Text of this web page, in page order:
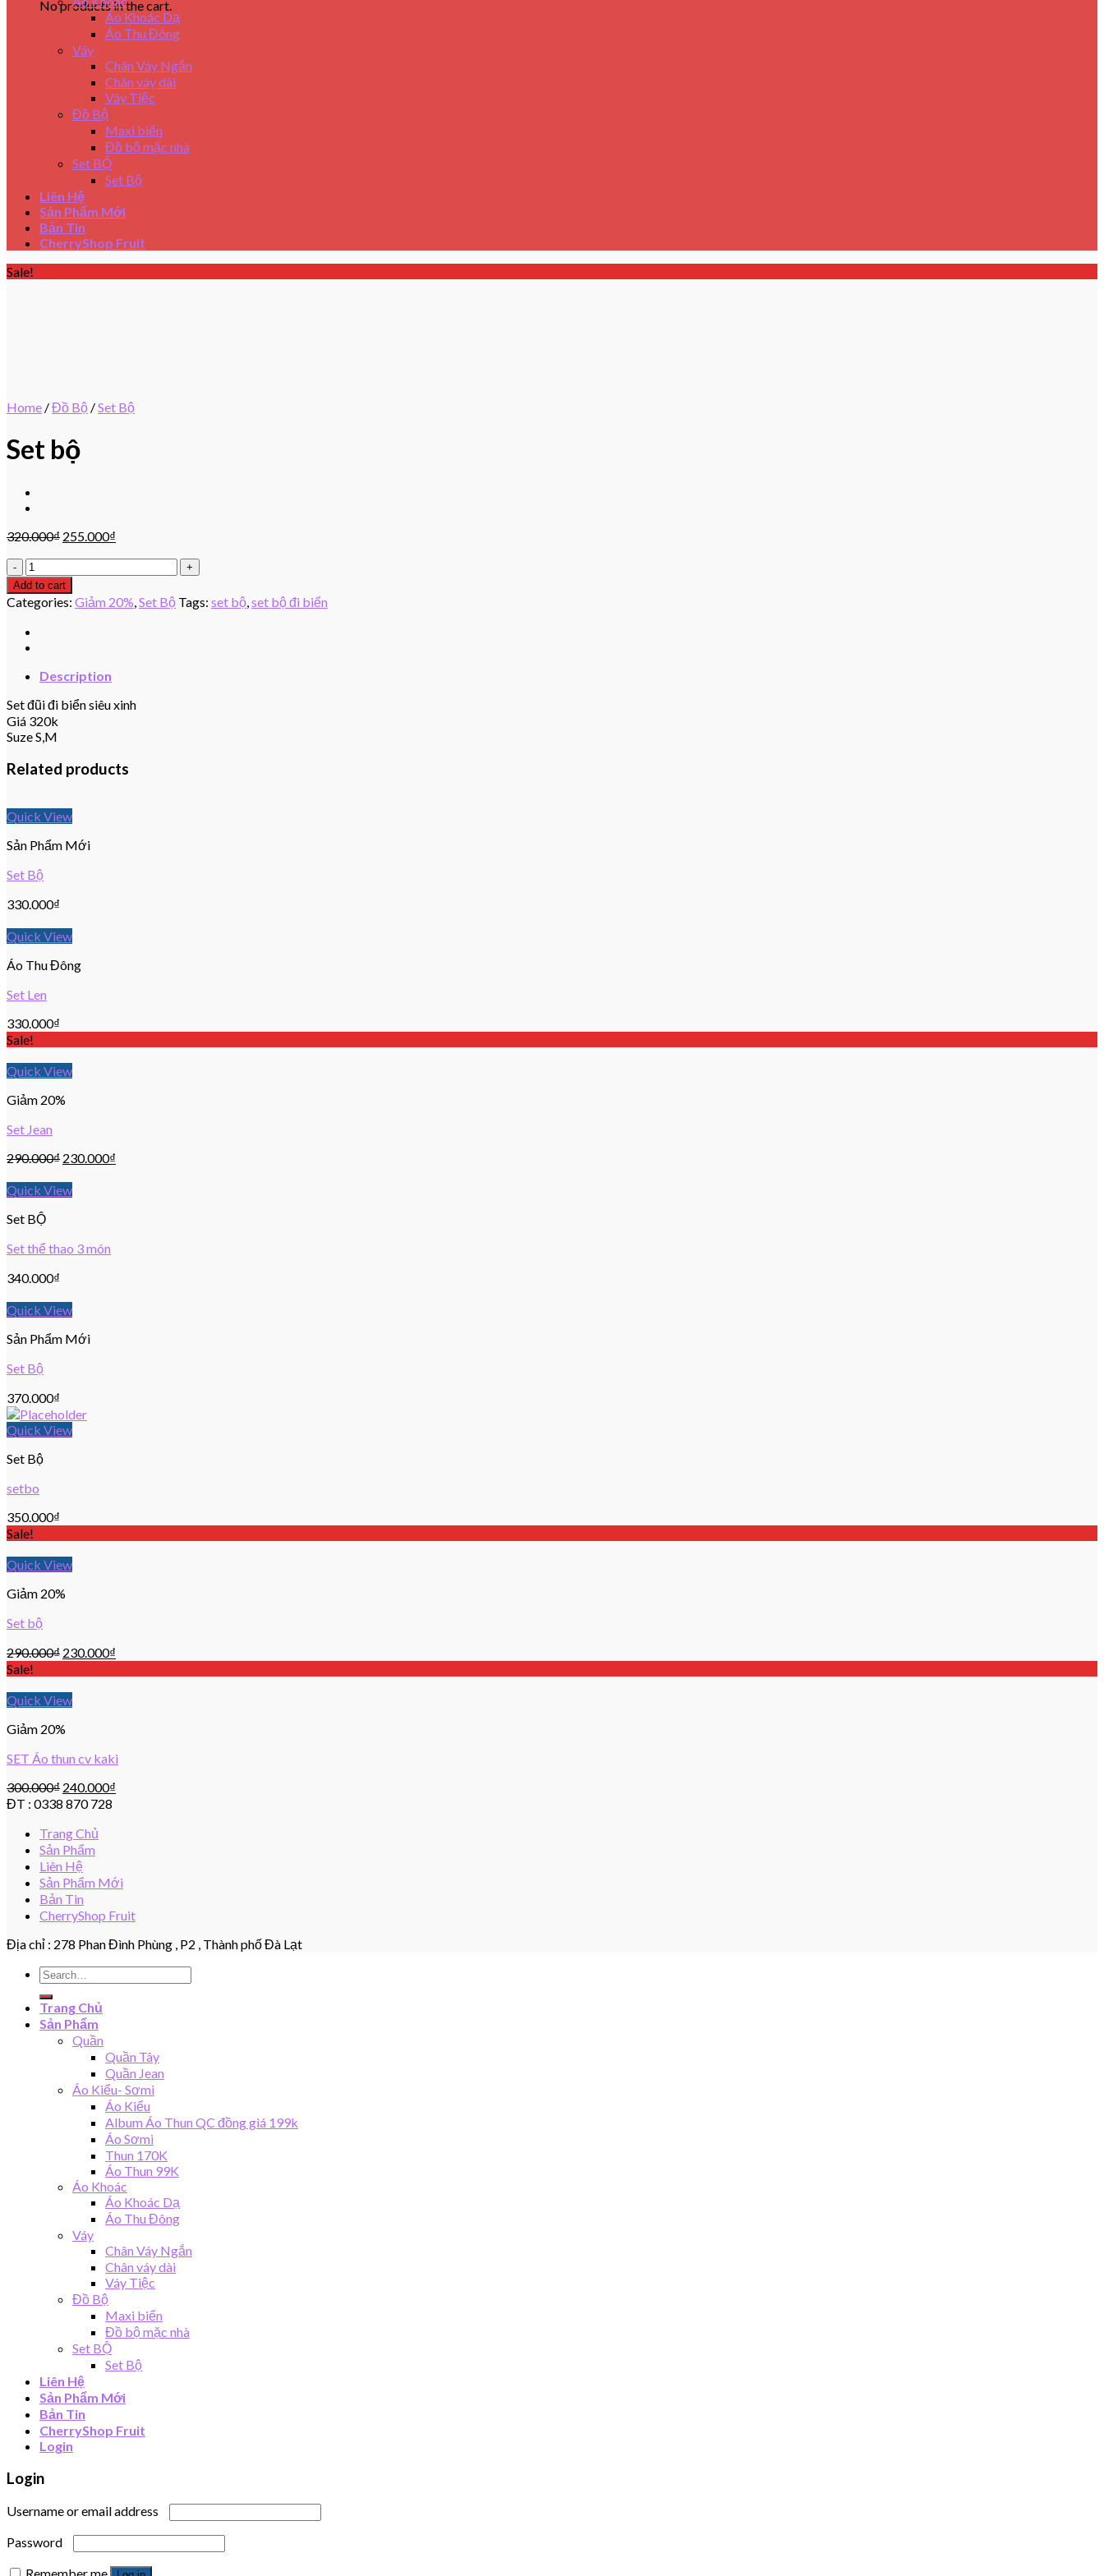
No products in the cart.
Áo Khoác Dạ
Áo Thu Đông
Váy
Chân Váy Ngắn
Chân váy dài
Váy Tiệc
Đồ Bộ
Maxi biển
Đồ bộ mặc nhà
Set BỘ
Set Bộ
Liên Hệ
Sản Phẩm Mới
Bản Tin
CherryShop Fruit
Sale!
Home /Đồ Bộ /Set Bộ
Set bộ
320.000₫ 255.000₫
Set
bộ
quantity
Add to cart
Categories: Giảm 20%,Set Bộ Tags: set bộ,set bộ đi biển
Description
Set đũi đi biển siêu xinh
Giá 320k
Suze S,M
Related products
Quick View
Sản Phẩm Mới
Set Bộ
330.000₫
Quick View
Áo Thu Đông
Set Len
330.000₫
Sale!
Quick View
Giảm 20%
Set Jean
290.000₫ 230.000₫
Quick View
Set BỘ
Set thể thao 3 món
340.000₫
Quick View
Sản Phẩm Mới
Set Bộ
370.000₫
Quick View
Set Bộ
setbo
350.000₫
Sale!
Quick View
Giảm 20%
Set bộ
290.000₫ 230.000₫
Sale!
Quick View
Giảm 20%
SET Áo thun cv kaki
300.000₫ 240.000₫
ĐT : 0338 870 728
Trang Chủ
Sản Phẩm
Liên Hệ
Sản Phẩm Mới
Bản Tin
CherryShop Fruit
Địa chỉ : 278 Phan Đình Phùng , P2 , Thành phố Đà Lạt
Search
for:
Trang Chủ
Sản Phẩm
Quần
Quần Tây
Quần Jean
Áo Kiểu- Sơmi
Áo Kiểu
Album Áo Thun QC đồng giá 199k
Áo Sơmi
Thun 170K
Áo Thun 99K
Áo Khoác
Áo Khoác Dạ
Áo Thu Đông
Váy
Chân Váy Ngắn
Chân váy dài
Váy Tiệc
Đồ Bộ
Maxi biển
Đồ bộ mặc nhà
Set BỘ
Set Bộ
Liên Hệ
Sản Phẩm Mới
Bản Tin
CherryShop Fruit
Login
Login
Username or email address
Password